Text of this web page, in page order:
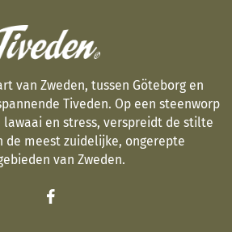
van Zweden, tussen Göteborg en
Tiveden. Op een steenworp
en stress, verspreidt de stilte
de meest zuidelijke, ongerepte
van Zweden.